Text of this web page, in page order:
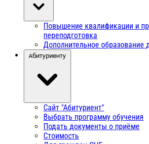
Повышение квалификации и
переподготовка
Дополнительное образование
Абитуриенту
Сайт "Абитуриент"
Выбрать программу обучения
Подать документы о приёме
Стоимость